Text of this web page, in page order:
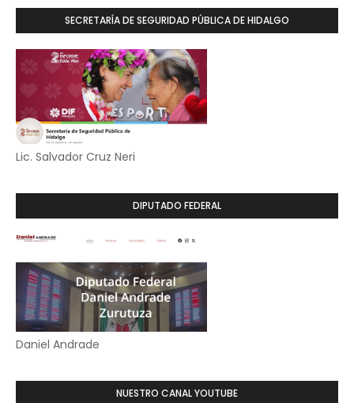
SECRETARÍA DE SEGURIDAD PÚBLICA DE HIDALGO
Lic. Salvador Cruz Neri
DIPUTADO FEDERAL
Daniel Andrade
NUESTRO CANAL YOUTUBE